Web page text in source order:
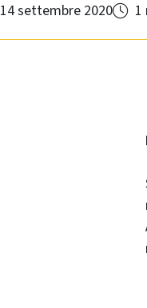
14 settembre 2020 1